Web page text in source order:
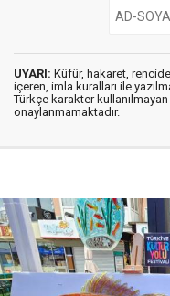
UYARI: Küfür, hakaret,
içeren, imla kuralları ile
Türkçe karakter
onaylanmamaktadır.